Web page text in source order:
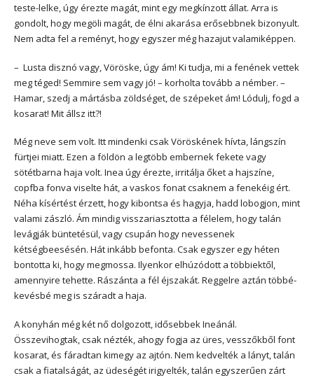
teste-lelke, úgy érezte magát, mint egy megkínzott állat. Arra is
gondolt, hogy megöli magát, de élni akarása erősebbnek bizonyult.
Nem adta fel a reményt, hogy egyszer még hazajut valamiképpen.
– Lusta disznó vagy, Vöröske, úgy ám! Ki tudja, mi a fenének vettek
meg téged! Semmire sem vagy jó! – korholta tovább a némber. –
Hamar, szedj a mártásba zöldséget, de szépeket ám! Lódulj, fogd a
kosarat! Mit állsz itt?!
Még neve sem volt. Itt mindenki csak Vöröskének hívta, lángszín
fürtjei miatt. Ezen a földön a legtöbb embernek fekete vagy
sötétbarna haja volt. Inea úgy érezte, irritálja őket a hajszíne,
copfba fonva viselte hát, a vaskos fonat csaknem a fenekéig ért.
Néha kísértést érzett, hogy kibontsa és hagyja, hadd lobogjon, mint
valami zászló. Ám mindig visszariasztotta a félelem, hogy talán
levágják büntetésül, vagy csupán hogy nevessenek
kétségbeesésén. Hát inkább befonta. Csak egyszer egy héten
bontotta ki, hogy megmossa. Ilyenkor elhúzódott a többiektől,
amennyire tehette. Rászánta a fél éjszakát. Reggelre aztán többé-
kevésbé meg is száradt a haja.
A konyhán még két nő dolgozott, idősebbek Ineánál.
Összevihogtak, csak nézték, ahogy fogja az üres, vesszőkből font
kosarat, és fáradtan kimegy az ajtón. Nem kedvelték a lányt, talán
csak a fiatalságát, az üdeségét irigyelték, talán egyszerűen zárt